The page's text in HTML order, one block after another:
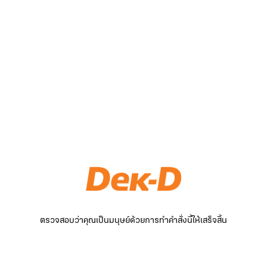
ตรวจสอบว่าคุณเป็นมนุษย์ด้วยการทำคำสั่งนี้ให้เสร็จสิ้น